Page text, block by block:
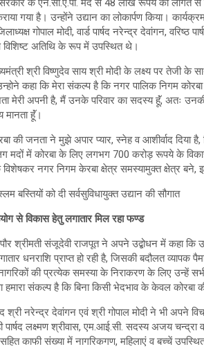
सरकार के एन.सी.ए.पी. मद से 48 लाख रूपये की लागत से
गया है। उन्होंने उद्यान का लोकार्पण किया।
गोपाल मोदी, वार्ड पार्षद नरेन्द्र देवांगन,
विशिष्ट अतिथि के रूप में उपस्थित थे।
श्री विष्णुदेव साय श्री मोदी के लक्ष्य पर तेजी
कहा कि मेरा संकल्प है कि नगर पालिक निगम
मेरी अपनी है, मैं उनके परिवार का सदस्य हूॅं, अतः
मानता हूॅं।
की जनता ने मुझे अपार प्यार, स्नेह व आशीर्वाद
में कोरबा के लिए लगभग 700 करोड़ रूपये के विकास
नगर निगम केरबा क्षेत्र समस्यामुक्त क्षेत्र बने,
से विकास हेतु लगातार मिल रहा फण्ड
श्रीमती संजूदेवी राजपूत ने अपने उद्बोधन में कहा कि
धनराशि प्राप्त हो रही है, जिसकी बदौलत व्यापक
की प्रत्येक समस्या के निराकरण के लिए उन्हें
हमारा संकल्प है कि बिना किसी भेदभाव के केवल
श्री नरेन्द्र देवांगन एवं श्री गोपाल मोदी ने भी
पार्षद लक्ष्मण श्रीवास, एम.आई.सी. सदस्य अजय
काफी संख्या में नागरिकगण, महिलाएं व बच्चें